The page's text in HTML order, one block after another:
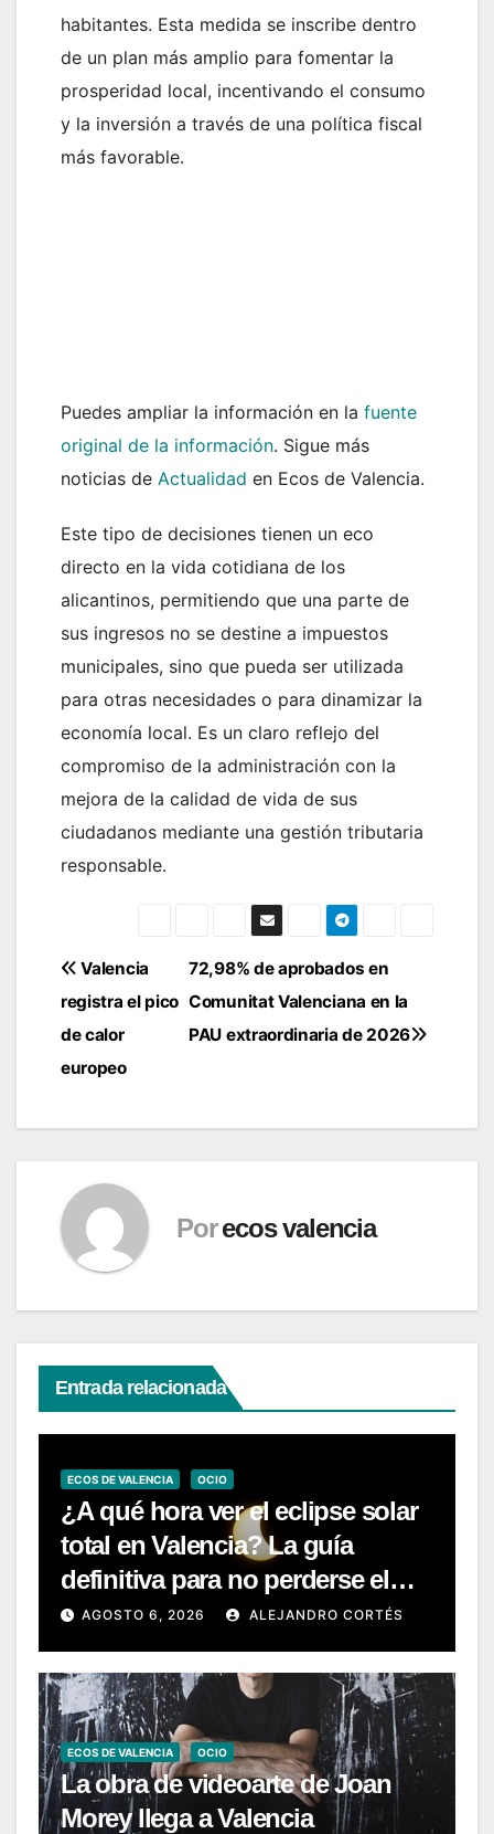
habitantes. Esta medida se inscribe dentro
de un plan más amplio para fomentar la
prosperidad local, incentivando el consumo
y la inversión a través de una política fiscal
más favorable.
Puedes ampliar la información en la fuente
original de la información. Sigue más
noticias de Actualidad en Ecos de Valencia.
Este tipo de decisiones tienen un eco
directo en la vida cotidiana de los
alicantinos, permitiendo que una parte de
sus ingresos no se destine a impuestos
municipales, sino que pueda ser utilizada
para otras necesidades o para dinamizar la
economía local. Es un claro reflejo del
compromiso de la administración con la
mejora de la calidad de vida de sus
ciudadanos mediante una gestión tributaria
responsable.
Navegación
de
entradas
72,98% de aprobados en
Comunitat Valenciana en la
PAU extraordinaria de 2026
Valencia
registra el pico
de calor
europeo
Por ecos valencia
Entrada relacionada
ECOS DE VALENCIA OCIO
¿A qué hora ver el eclipse solar
total en Valencia? La guía
definitiva para no perderse el
gran espectáculo del 12 de
agosto
AGOSTO 6, 2026 ALEJANDRO CORTÉS
ECOS DE VALENCIA OCIO
La obra de videoarte de Joan
Morey llega a Valencia